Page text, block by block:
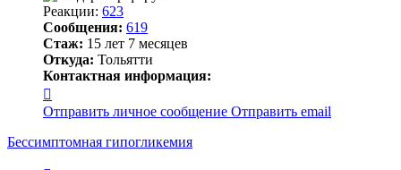
Реакции: 623
Сообщения: 619
Стаж: 15 лет 7 месяцев
Откуда: Тольятти
Контактная информация:
информация
пользователя
Dik
Отправить личное сообщение Отправить email
Бессимптомная гипогликемия